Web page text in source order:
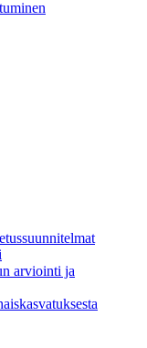
arviointi ja